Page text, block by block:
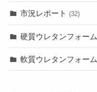
市況レポート (32)
硬質ウレタンフォーム
軟質ウレタンフォーム